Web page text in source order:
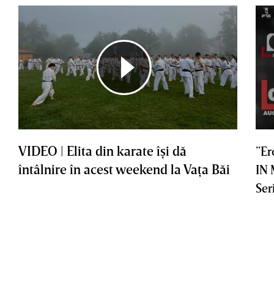
VIDEO | Elita din karate îşi dă
întâlnire în acest weekend la Vaţa Băi
IN